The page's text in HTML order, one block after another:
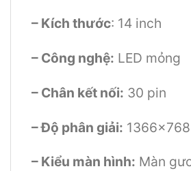
– Kích thước: 14 inch
– Công nghệ: LED mỏng
– Chân kết nối: 30 pin
– Độ phân giải: 1366×768
– Kiểu màn hình: Màn